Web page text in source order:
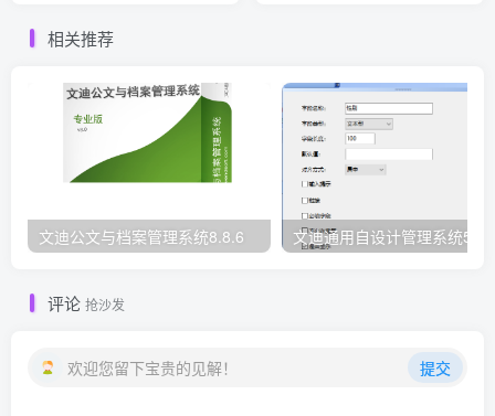
相关推荐
文迪公文与档案管理系统8.8.6 文迪通用自设计管理系统
评论 抢沙发
欢迎您留下宝贵的见解！ 提交